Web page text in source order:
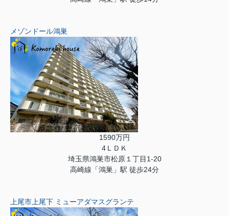
メゾンドール鴻巣
1590万円
4ＬＤＫ
埼玉県鴻巣市松原１丁目1-20
高崎線「鴻巣」駅 徒歩24分
上尾市上尾下 ミューアダマスグランテ